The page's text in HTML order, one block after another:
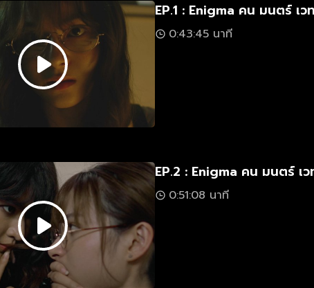
EP.1 : Enigma คน มนตร์ เวท
0:43:45 นาที
EP.2 : Enigma คน มนตร์ เว
0:51:08 นาที